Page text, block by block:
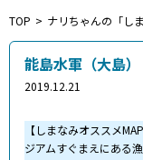
TOP ナリちゃんの「し
能島水軍（大島）
2019.12.21
【しまなみオススメ
ジアムすぐまえにある